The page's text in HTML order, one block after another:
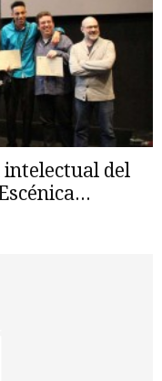
intelectual del